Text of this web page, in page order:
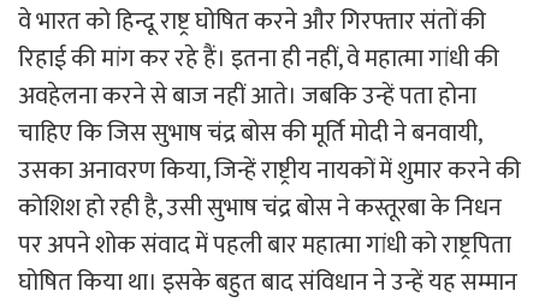
वे भारत को हिन्दू राष्ट्र घोषित करने और गिरफ्तार संतों की
रिहाई की मांग कर रहे हैं। इतना ही नहीं, वे महात्मा गांधी की
अवहेलना करने से बाज नहीं आते। जबकि उन्हें पता होना
चाहिए कि जिस सुभाष चंद्र बोस की मूर्ति मोदी ने बनवायी,
उसका अनावरण किया, जिन्हें राष्ट्रीय नायकों में शुमार करने की
कोशिश हो रही है, उसी सुभाष चंद्र बोस ने कस्तूरबा के निधन
पर अपने शोक संवाद में पहली बार महात्मा गांधी को राष्ट्रपिता
घोषित किया था। इसके बहुत बाद संविधान ने उन्हें यह सम्मान